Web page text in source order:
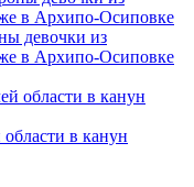
девочки из
в Архипо-Осиповке
в канун